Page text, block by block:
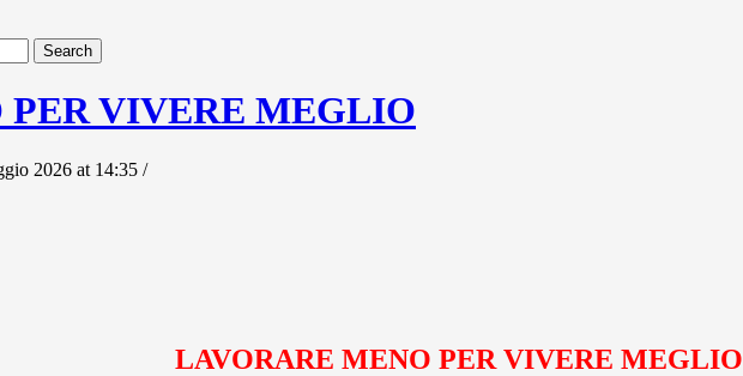
VIVERE MEGLIO
2026 at 14:35 /
LAVORARE MENO PER VIVERE MEGLIO